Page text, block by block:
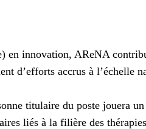
innovation, AReNA
d’efforts accrus à l’échelle
titulaire du poste jouera
liés à la filière des